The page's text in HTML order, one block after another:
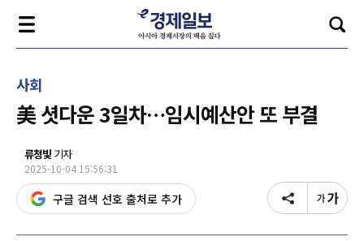
사회
美 셧다운 3일차…임시예산안 또 부결
류청빛 기자
2025-10-04 15:56:31
구글 검색 선호 출처로 추가